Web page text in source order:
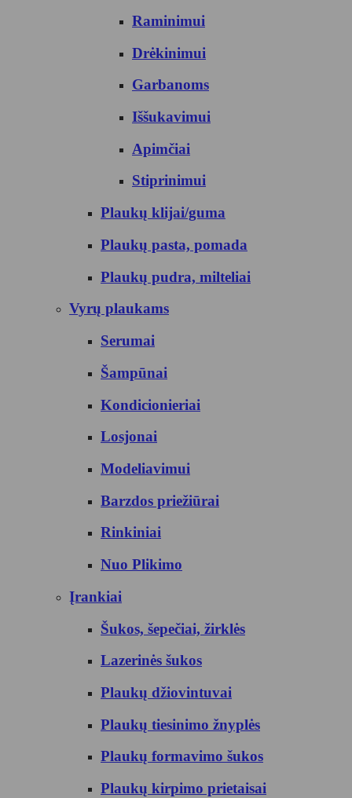
Raminimui
Drėkinimui
Garbanoms
Iššukavimui
Apimčiai
Stiprinimui
Plaukų klijai/guma
Plaukų pasta, pomada
Plaukų pudra, milteliai
Vyrų plaukams
Serumai
Šampūnai
Kondicionieriai
Losjonai
Modeliavimui
Barzdos priežiūrai
Rinkiniai
Nuo Plikimo
Įrankiai
Šukos, šepečiai, žirklės
Lazerinės šukos
Plaukų džiovintuvai
Plaukų tiesinimo žnyplės
Plaukų formavimo šukos
Plaukų kirpimo prietaisai